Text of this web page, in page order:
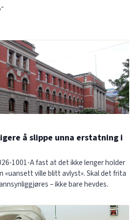
å slippe unna erstatning i
1001-A fast at det ikke lenger holder
«uansett ville blitt avlyst». Skal det frita
– ikke bare hevdes.